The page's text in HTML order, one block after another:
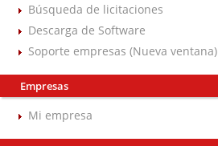
Búsqueda de licitaciones
Descarga de Software
Soporte empresas (Nueva ventana)
Empresas
Mi empresa